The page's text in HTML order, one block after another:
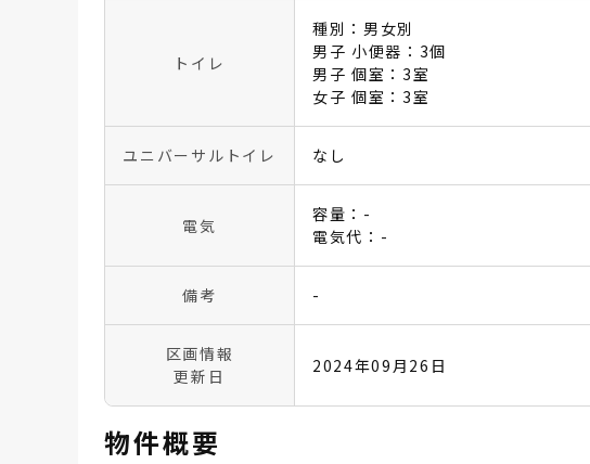
トイレ
種別：男女別
男子 小便器：3個
男子 個室：3室
女子 個室：3室
ユニバーサルトイレ なし
電気
容量：-
電気代：-
備考 -
区画情報
更新日
2024年09月26日
物件概要